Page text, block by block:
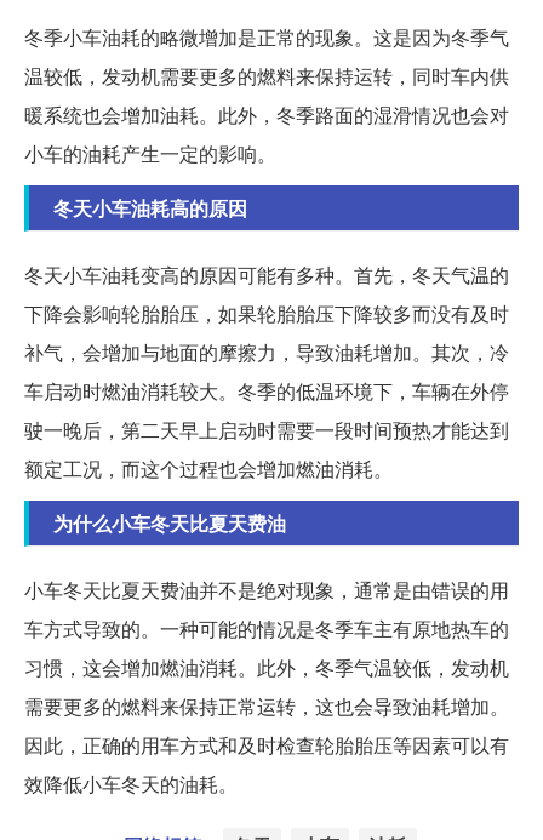
冬季小车油耗的略微增加是正常的现象。这是因为冬季气
温较低，发动机需要更多的燃料来保持运转，同时车内供
暖系统也会增加油耗。此外，冬季路面的湿滑情况也会对
小车的油耗产生一定的影响。
冬天小车油耗高的原因
冬天小车油耗变高的原因可能有多种。首先，冬天气温的
下降会影响轮胎胎压，如果轮胎胎压下降较多而没有及时
补气，会增加与地面的摩擦力，导致油耗增加。其次，冷
车启动时燃油消耗较大。冬季的低温环境下，车辆在外停
驶一晚后，第二天早上启动时需要一段时间预热才能达到
额定工况，而这个过程也会增加燃油消耗。
为什么小车冬天比夏天费油
小车冬天比夏天费油并不是绝对现象，通常是由错误的用
车方式导致的。一种可能的情况是冬季车主有原地热车的
习惯，这会增加燃油消耗。此外，冬季气温较低，发动机
需要更多的燃料来保持正常运转，这也会导致油耗增加。
因此，正确的用车方式和及时检查轮胎胎压等因素可以有
效降低小车冬天的油耗。